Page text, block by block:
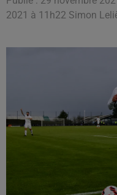
2021 à 11h22 Simon